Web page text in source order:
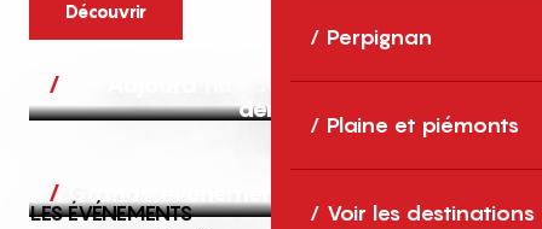
Perpignan
Plaine et piémonts
Voir les destinations
Découvrir
Aujourd’hui, demain et après-
demain
Grands événements
LES ÉVÉNEMENTS